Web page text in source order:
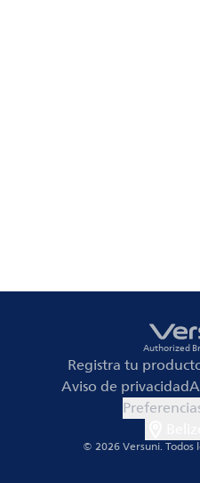
Authorized
Registra tu
Aviso de privacidad
© 2026 Versuni.Todos